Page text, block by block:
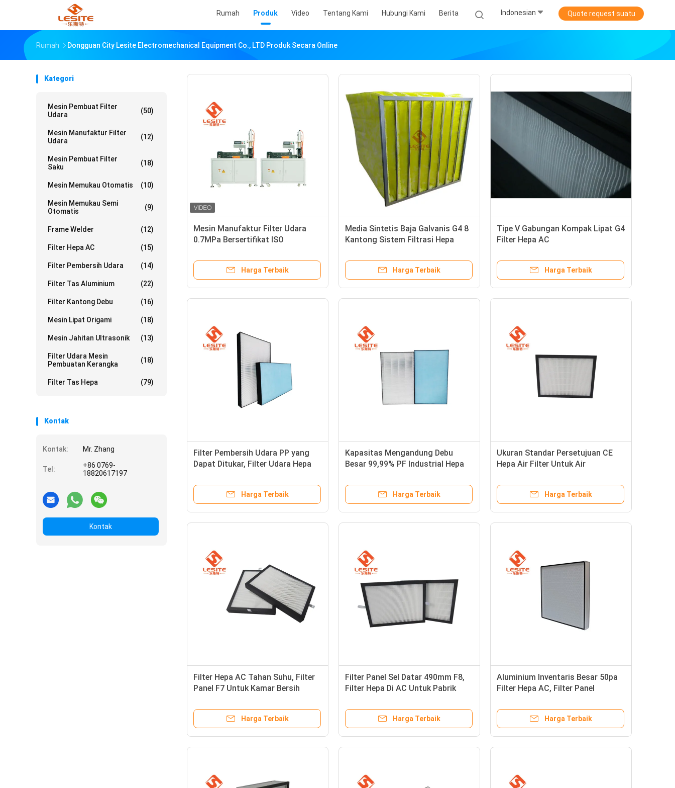
Rumah Produk Video Tentang Kami Hubungi Kami Berita Indonesian Quote request suatu
Rumah Dongguan City Lesite Electromechanical Equipment Co., LTD Produk Secara Online
Kategori
Mesin Pembuat Filter
Udara
(50)
Mesin Manufaktur Filter
Udara
(12)
Mesin Pembuat Filter
Saku
(18)
Mesin Memukau Otomatis (10)
Mesin Memukau Semi
Otomatis
(9)
Frame Welder (12)
Filter Hepa AC (15)
Filter Pembersih Udara (14)
Filter Tas Aluminium (22)
Filter Kantong Debu (16)
Mesin Lipat Origami (18)
Mesin Jahitan Ultrasonik (13)
Filter Udara Mesin
Pembuatan Kerangka
(18)
Filter Tas Hepa (79)
Kontak
Kontak: Mr. Zhang
Tel:
+86 0769-
18820617197
Kontak
Mesin Manufaktur Filter Udara
0.7MPa Bersertifikat ISO
Harga Terbaik
Media Sintetis Baja Galvanis G4 8
Kantong Sistem Filtrasi Hepa
Harga Terbaik
Tipe V Gabungan Kompak Lipat G4
Filter Hepa AC
Harga Terbaik
Filter Pembersih Udara PP yang
Dapat Ditukar, Filter Udara Hepa
Harga Terbaik
Kapasitas Mengandung Debu
Besar 99,99% PF Industrial Hepa
Harga Terbaik
Ukuran Standar Persetujuan CE
Hepa Air Filter Untuk Air
Harga Terbaik
Filter Hepa AC Tahan Suhu, Filter
Panel F7 Untuk Kamar Bersih
Harga Terbaik
Filter Panel Sel Datar 490mm F8,
Filter Hepa Di AC Untuk Pabrik
Harga Terbaik
Aluminium Inventaris Besar 50pa
Filter Hepa AC, Filter Panel
Harga Terbaik